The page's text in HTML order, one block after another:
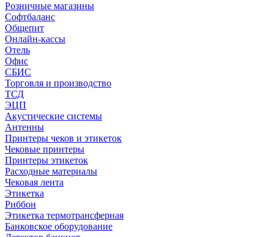
Розничные магазины
Софтбаланс
Общепит
Онлайн-кассы
Отель
Офис
СБИС
Торговля и производство
ТСД
ЭЦП
Акустические системы
Антенны
Принтеры чеков и этикеток
Чековые принтеры
Принтеры этикеток
Расходные материалы
Чековая лента
Этикетка
Риббон
Этикетка термотрансферная
Банковское оборудование